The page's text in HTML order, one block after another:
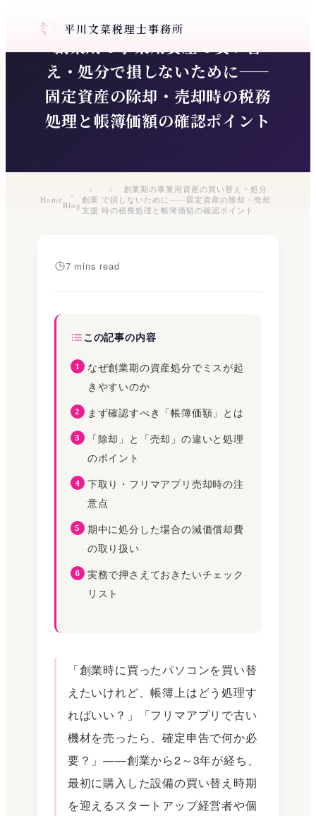
ン
移
平川文菜税理士事務所
え・処分で損しないために——
固定資産の除却・売却時の税務
処理と帳簿価額の確認ポイント
HomeBlog 創業
支援
創業期の事業用資産の買い替え・処分
で損しないために——固定資産の除却・売却
時の税務処理と帳簿価額の確認ポイント
7 mins read
この記事の内容
なぜ創業期の資産処分でミスが起
きやすいのか
まず確認すべき「帳簿価額」とは
「除却」と「売却」の違いと処理
のポイント
下取り・フリマアプリ売却時の注
意点
期中に処分した場合の減価償却費
の取り扱い
実務で押さえておきたいチェック
リスト
「創業時に買ったパソコンを買い替
えたいけれど、帳簿上はどう処理す
ればいい？」「フリマアプリで古い
機材を売ったら、確定申告で何か必
要？」——創業から2～3年が経ち、
最初に購入した設備の買い替え時期
を迎えるスタートアップ経営者や個